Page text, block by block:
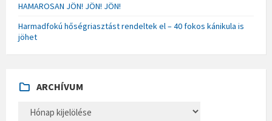
HAMAROSAN JÖN! JÖN! JÖN!
Harmadfokú hőségriasztást rendeltek el – 40 fokos kánikula is
jöhet
ARCHÍVUM